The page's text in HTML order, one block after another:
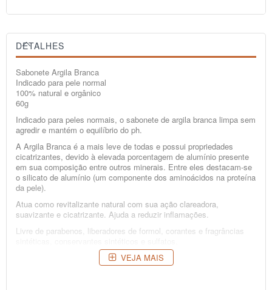
DETALHES
Sabonete Argila Branca
Indicado para pele normal
100% natural e orgânico
60g
Indicado para peles normais, o sabonete de argila branca limpa sem
agredir e mantém o equilíbrio do ph.
A Argila Branca é a mais leve de todas e possui propriedades
cicatrizantes, devido à elevada porcentagem de alumínio presente
em sua composição entre outros minerais. Entre eles destacam-se
o silicato de alumínio (um componente dos aminoácidos na proteína
da pele).
Atua como revitalizante natural com sua ação clareadora,
suavizante e cicatrizante. Ajuda a reduzir inflamações.
Livre de parabenos, liberadores de formol, corantes e fragrâncias
Elaeis guineensis oil, Elaeis guineensis stearic acid, Helianthus
VEJA MAIS